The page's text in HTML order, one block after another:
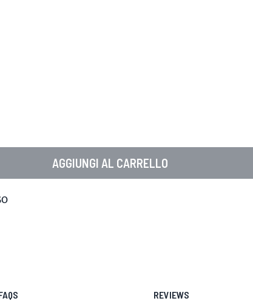
AGGIUNGI AL CARRELLO
REVIEWS